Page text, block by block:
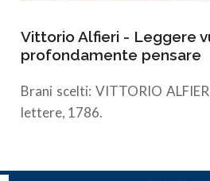
Vittorio Alfieri - Leggere
profondamente pensare
Brani scelti: VITTORIO
lettere, 1786.